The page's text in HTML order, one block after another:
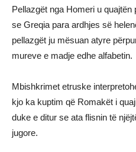
Pellazgët nga Homeri u quajtën
se Greqia para ardhjes së
pellazgët ju mësuan atyre
mureve e madje edhe alfabetin.
Mbishkrimet etruske
kjo ka kuptim që Romakët i
duke e ditur se ata flisnin të
jugore.